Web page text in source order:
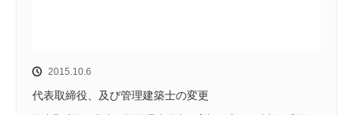
2015.10.6
代表取締役、及び管理建築士の変更